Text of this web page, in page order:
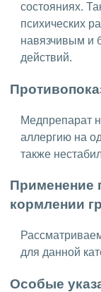
состояниях.
психических
навязчивым и
действий.
Медпрепарат
аллергию на
также
Применение
кормлении
для данной
Особые